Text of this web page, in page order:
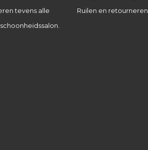
tevens alle
Ruilen en retourneren